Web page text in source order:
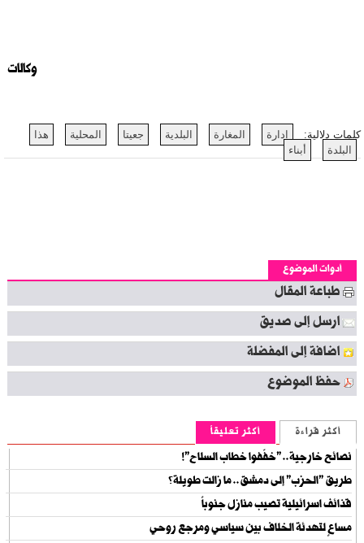
وكالات
كلمات دلالية: إدارة المغارة البلدية جعيتا المحلية
هذا
البلدة
أبناء
أدوات الموضوع
طباعة المقال
ارسل إلى صديق
اضافة إلى المفضلة
حفظ الموضوع
أكثر قراءة أكثر تعليقاً
نصائح خارجية.. "خفّفوا خطاب السلاح"!
طريق "الحزب" إلى دمشق.. ما زالت طويلة؟
قذائف اسرائيلية تصيب منازل جنوباً
مساعٍ لتهدئة الخلاف بين سياسي ومرجع روحي